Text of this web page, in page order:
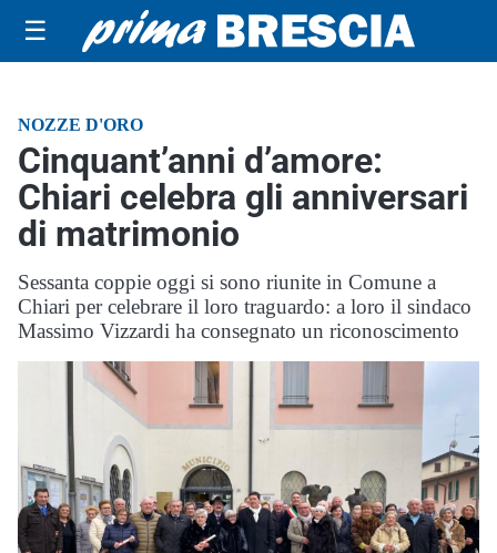
☰
NOZZE D'ORO
Cinquant’anni d’amore:
Chiari celebra gli anniversari
di matrimonio
Sessanta coppie oggi si sono riunite in Comune a
Chiari per celebrare il loro traguardo: a loro il sindaco
Massimo Vizzardi ha consegnato un riconoscimento